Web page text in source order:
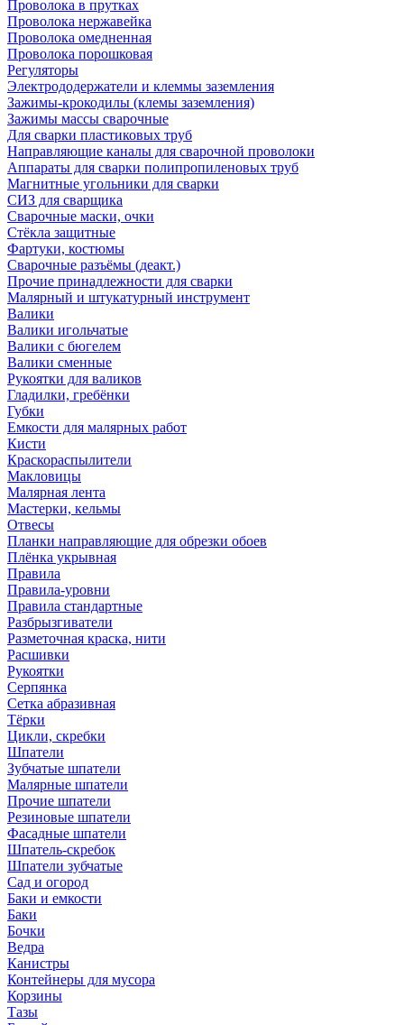
Проволока в прутках
Проволока нержавейка
Проволока омедненная
Проволока порошковая
Регуляторы
Электрододержатели и клеммы заземления
Зажимы-крокодилы (клемы заземления)
Зажимы массы сварочные
Для сварки пластиковых труб
Направляющие каналы для сварочной проволоки
Аппараты для сварки полипропиленовых труб
Магнитные угольники для сварки
СИЗ для сварщика
Сварочные маски, очки
Стёкла защитные
Фартуки, костюмы
Сварочные разъёмы (деакт.)
Прочие принадлежности для сварки
Малярный и штукатурный инструмент
Валики
Валики игольчатые
Валики с бюгелем
Валики сменные
Рукоятки для валиков
Гладилки, гребёнки
Губки
Емкости для малярных работ
Кисти
Краскораспылители
Макловицы
Малярная лента
Мастерки, кельмы
Отвесы
Планки направляющие для обрезки обоев
Плёнка укрывная
Правила
Правила-уровни
Правила стандартные
Разбрызгиватели
Разметочная краска, нити
Расшивки
Рукоятки
Серпянка
Сетка абразивная
Тёрки
Цикли, скребки
Шпатели
Зубчатые шпатели
Малярные шпатели
Прочие шпатели
Резиновые шпатели
Фасадные шпатели
Шпатель-скребок
Шпатели зубчатые
Сад и огород
Баки и емкости
Баки
Бочки
Ведра
Канистры
Контейнеры для мусора
Корзины
Тазы